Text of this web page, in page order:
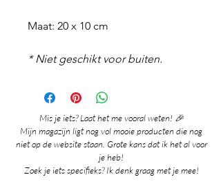
Maat: 20 x 10 cm
* Niet geschikt voor buiten.
Mis je iets? Laat het me vooral weten! 🎉
Mijn magazijn ligt nog vol mooie producten die nog
niet op de website staan. Grote kans dat ik het al voor
je heb!
Zoek je iets specifieks? Ik denk graag met je mee!